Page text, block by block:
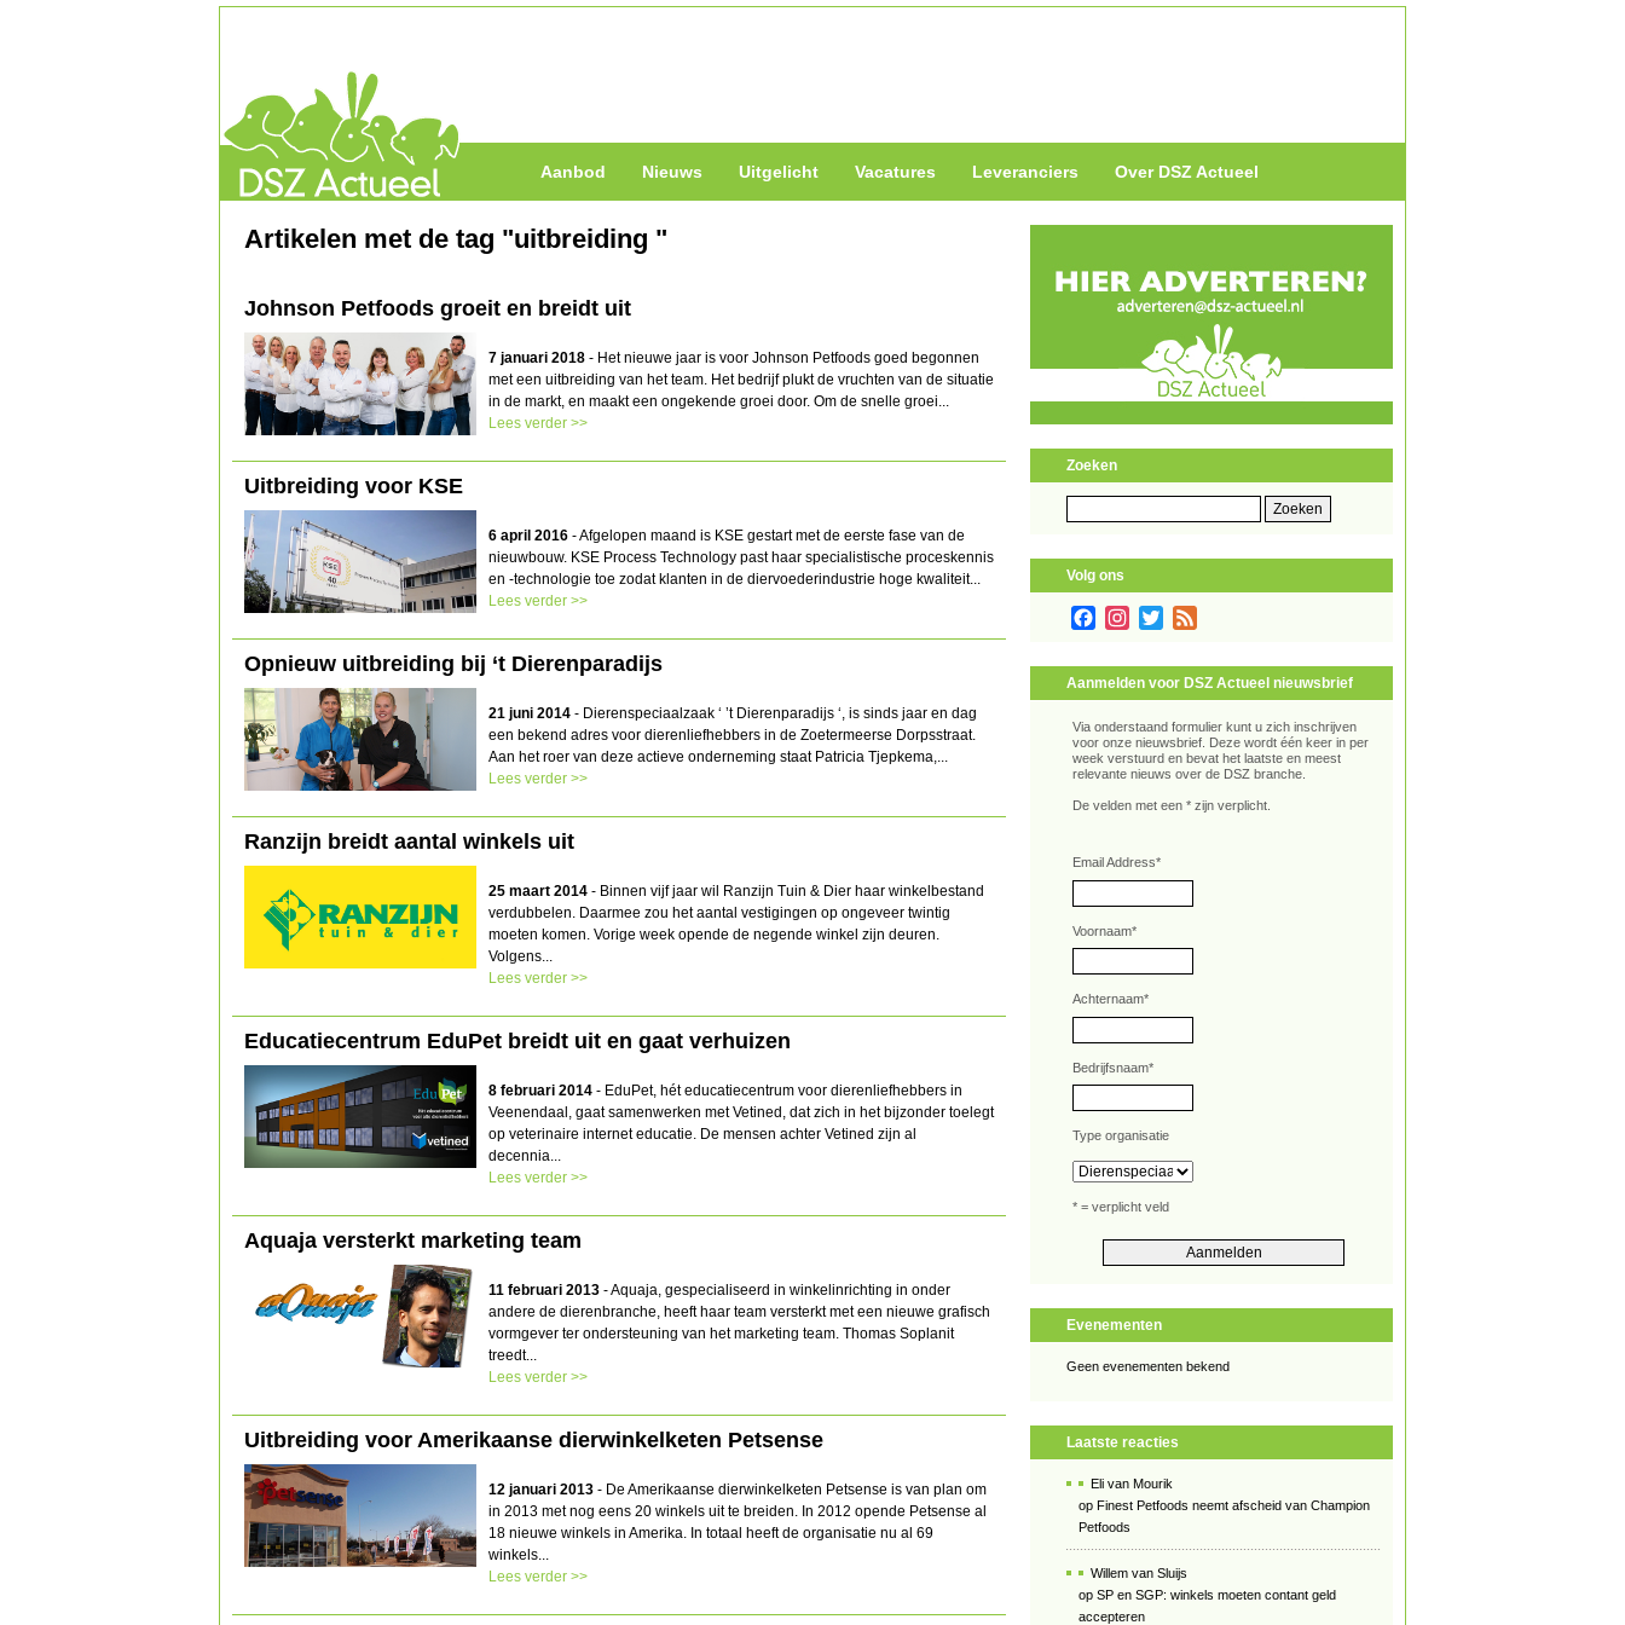
Aanbod Nieuws Uitgelicht Vacatures Leveranciers Over DSZ Actueel
Artikelen met de tag "uitbreiding "
Johnson Petfoods groeit en breidt uit
7 januari 2018 - Het nieuwe jaar is voor Johnson Petfoods goed begonnen
met een uitbreiding van het team. Het bedrijf plukt de vruchten van de situatie
in de markt, en maakt een ongekende groei door. Om de snelle groei...
Lees verder >>
Uitbreiding voor KSE
6 april 2016 - Afgelopen maand is KSE gestart met de eerste fase van de
nieuwbouw. KSE Process Technology past haar specialistische proceskennis
en -technologie toe zodat klanten in de diervoederindustrie hoge kwaliteit...
Lees verder >>
Opnieuw uitbreiding bij ‘t Dierenparadijs
21 juni 2014 - Dierenspeciaalzaak ‘ ’t Dierenparadijs ‘, is sinds jaar en dag
een bekend adres voor dierenliefhebbers in de Zoetermeerse Dorpsstraat.
Aan het roer van deze actieve onderneming staat Patricia Tjepkema,...
Lees verder >>
Ranzijn breidt aantal winkels uit
25 maart 2014 - Binnen vijf jaar wil Ranzijn Tuin & Dier haar winkelbestand
verdubbelen. Daarmee zou het aantal vestigingen op ongeveer twintig
moeten komen. Vorige week opende de negende winkel zijn deuren.
Volgens...
Lees verder >>
Educatiecentrum EduPet breidt uit en gaat verhuizen
8 februari 2014 - EduPet, hét educatiecentrum voor dierenliefhebbers in
Veenendaal, gaat samenwerken met Vetined, dat zich in het bijzonder toelegt
op veterinaire internet educatie. De mensen achter Vetined zijn al
decennia...
Lees verder >>
Aquaja versterkt marketing team
11 februari 2013 - Aquaja, gespecialiseerd in winkelinrichting in onder
andere de dierenbranche, heeft haar team versterkt met een nieuwe grafisch
vormgever ter ondersteuning van het marketing team. Thomas Soplanit
treedt...
Lees verder >>
Uitbreiding voor Amerikaanse dierwinkelketen Petsense
12 januari 2013 - De Amerikaanse dierwinkelketen Petsense is van plan om
in 2013 met nog eens 20 winkels uit te breiden. In 2012 opende Petsense al
18 nieuwe winkels in Amerika. In totaal heeft de organisatie nu al 69
winkels...
Lees verder >>
Zoeken
naar:
Volg ons
FacebookInstagram
Twitter
Aanmelden voor DSZ Actueel nieuwsbrief
Via onderstaand formulier kunt u zich inschrijven
voor onze nieuwsbrief. Deze wordt één keer in per
week verstuurd en bevat het laatste en meest
relevante nieuws over de DSZ branche.
De velden met een * zijn verplicht.
Email Address*
Voornaam*
Achternaam*
Bedrijfsnaam*
Type organisatie
* = verplicht veld
Evenementen
Geen evenementen bekend
Laatste reacties
Eli van Mourik
op Finest Petfoods neemt afscheid van Champion
Petfoods
Willem van Sluijs
op SP en SGP: winkels moeten contant geld
accepteren